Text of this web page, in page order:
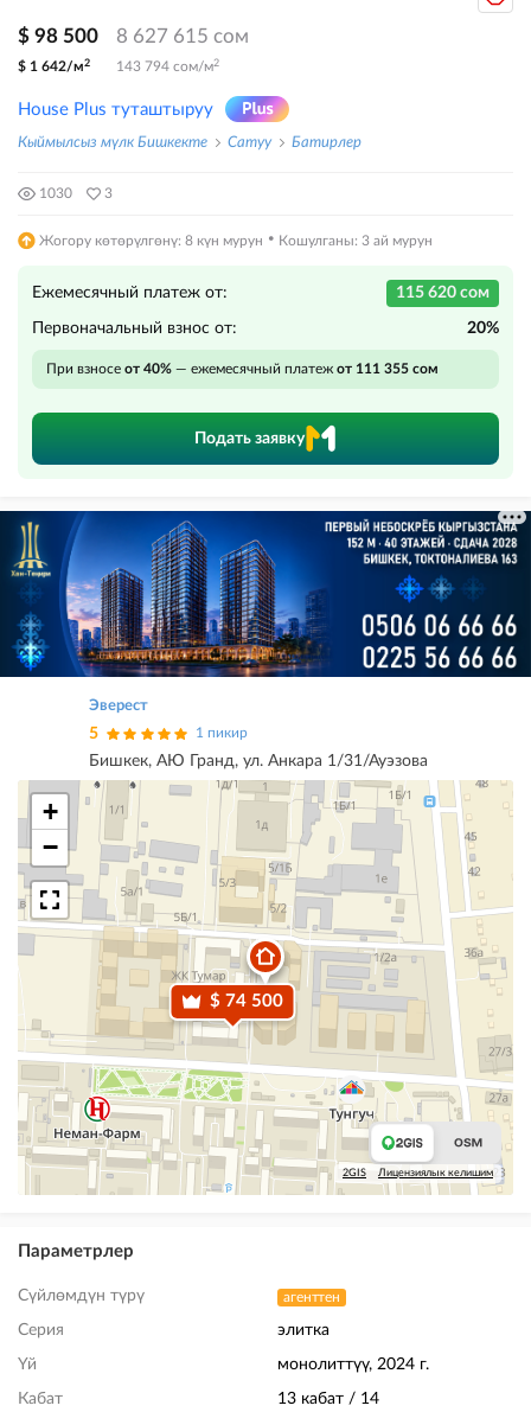
$ 98 500 8 627 615 сом
$ 1 642/м2 143 794 сом/м2
House Plus туташтыруу
Кыймылсыз мүлк Бишкекте Сатуу Батирлер
1030 3
Жогору көтөрүлгөнү: 8 күн мурун · Кошулганы: 3 ай мурун
Ежемесячный платеж от: 115 620 сом
Первоначальный взнос от: 20%
При взносе от 40% — ежемесячный платеж от 111 355 сом
Подать заявку
Эверест
5 1 пикир
Бишкек, АЮ Гранд, ул. Анкара 1/31/Ауэзова
$ 74 500
+
−
2GIS Лицензиялык келишим
Параметрлер
Сүйлөмдүн түрү агенттен
Серия элитка
Үй монолиттүү, 2024 г.
Кабат 13 кабат / 14